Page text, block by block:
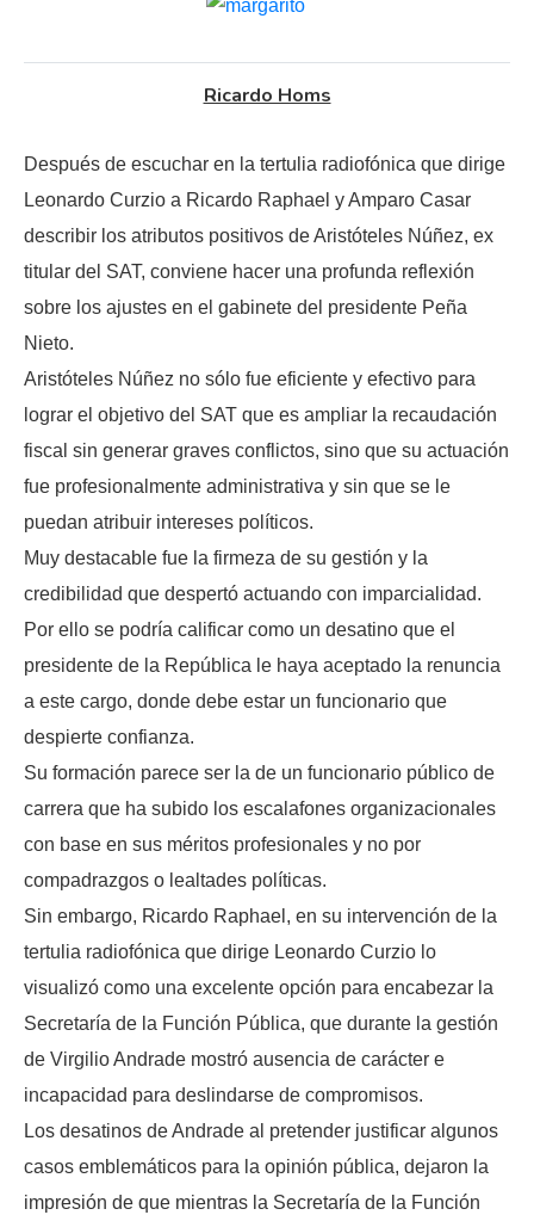
Ricardo Homs
Después de escuchar en la tertulia radiofónica que dirige
Leonardo Curzio a Ricardo Raphael y Amparo Casar
describir los atributos positivos de Aristóteles Núñez, ex
titular del SAT, conviene hacer una profunda reflexión
sobre los ajustes en el gabinete del presidente Peña
Nieto.
Aristóteles Núñez no sólo fue eficiente y efectivo para
lograr el objetivo del SAT que es ampliar la recaudación
fiscal sin generar graves conflictos, sino que su actuación
fue profesionalmente administrativa y sin que se le
puedan atribuir intereses políticos.
Muy destacable fue la firmeza de su gestión y la
credibilidad que despertó actuando con imparcialidad.
Por ello se podría calificar como un desatino que el
presidente de la República le haya aceptado la renuncia
a este cargo, donde debe estar un funcionario que
despierte confianza.
Su formación parece ser la de un funcionario público de
carrera que ha subido los escalafones organizacionales
con base en sus méritos profesionales y no por
compadrazgos o lealtades políticas.
Sin embargo, Ricardo Raphael, en su intervención de la
tertulia radiofónica que dirige Leonardo Curzio lo
visualizó como una excelente opción para encabezar la
Secretaría de la Función Pública, que durante la gestión
de Virgilio Andrade mostró ausencia de carácter e
incapacidad para deslindarse de compromisos.
Los desatinos de Andrade al pretender justificar algunos
casos emblemáticos para la opinión pública, dejaron la
impresión de que mientras la Secretaría de la Función